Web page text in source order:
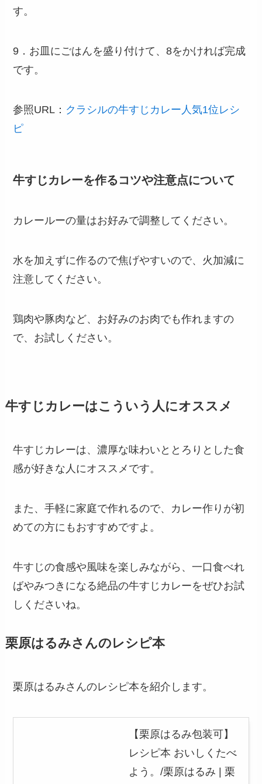
す。
9．お皿にごはんを盛り付けて、8をかければ完成
です。
参照URL： クラシルの牛すじカレー人気1位レシ
ピ
牛すじカレーを作るコツや注意点について
カレールーの量はお好みで調整してください。
水を加えずに作るので焦げやすいので、火加減に
注意してください。
鶏肉や豚肉など、お好みのお肉でも作れますの
で、お試しください。
牛すじカレーはこういう人にオススメ
牛すじカレーは、濃厚な味わいととろりとした食
感が好きな人にオススメです。
また、手軽に家庭で作れるので、カレー作りが初
めての方にもおすすめですよ。
牛すじの食感や風味を楽しみながら、一口食べれ
ばやみつきになる絶品の牛すじカレーをぜひお試
しくださいね。
栗原はるみさんのレシピ本
栗原はるみさんのレシピ本を紹介します。
【栗原はるみ包装可】
レシピ本 おいしくたべ
よう。/栗原はるみ | 栗